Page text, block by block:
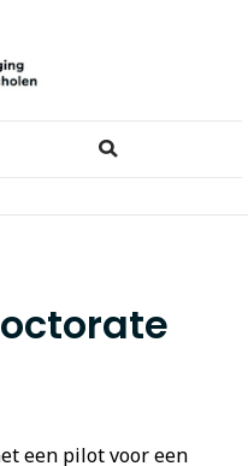
een pilot voor een